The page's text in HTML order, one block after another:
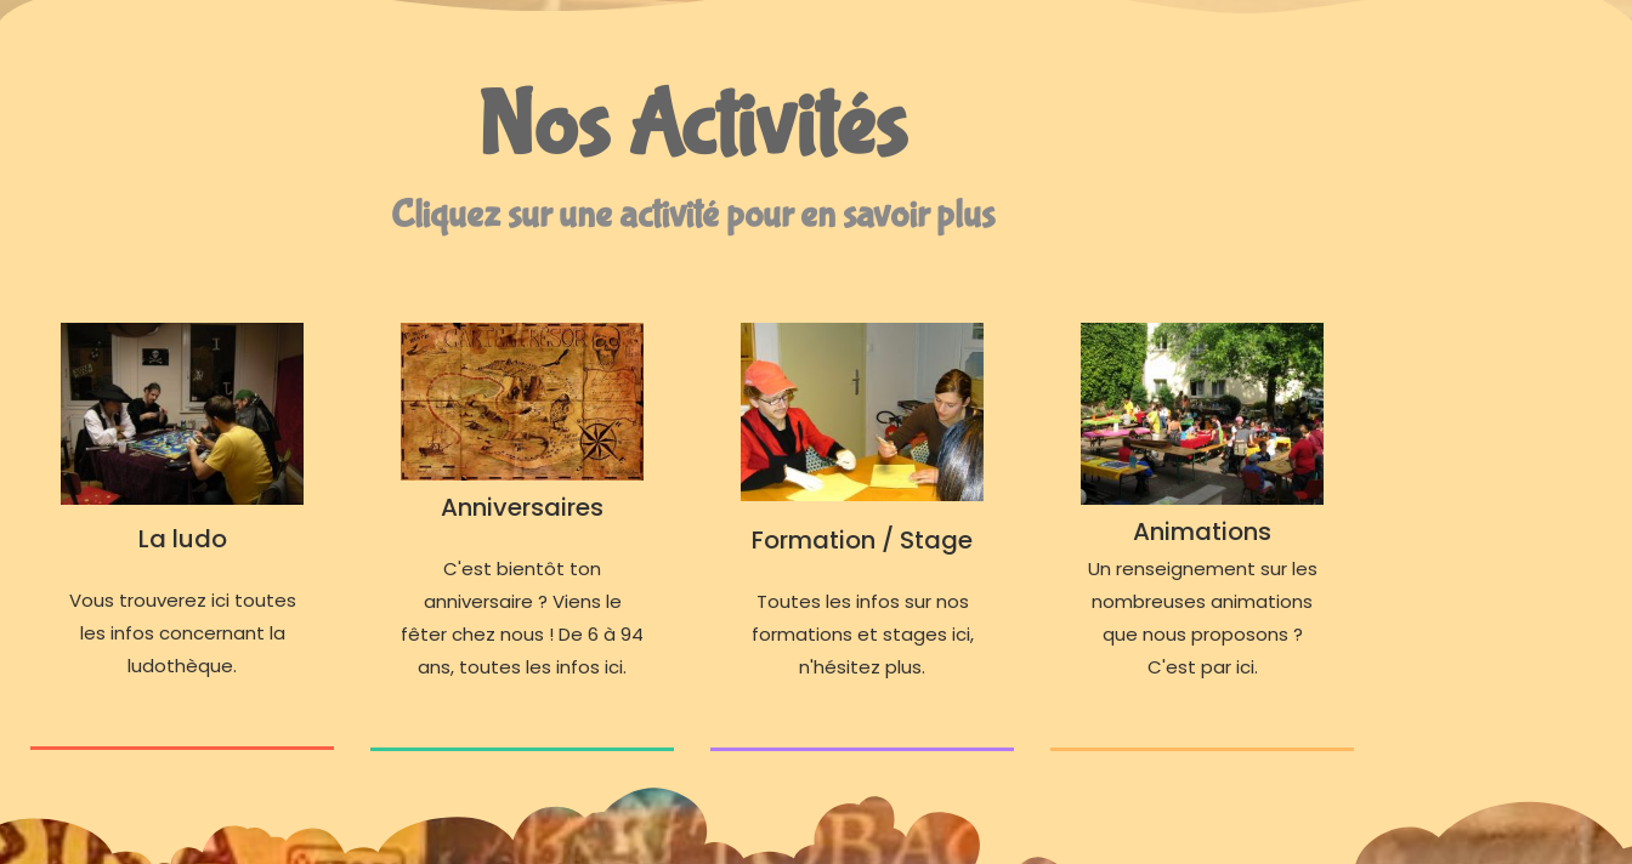
Nos Activités
Cliquez sur une activité pour en savoir plus
La ludo
Vous trouverez ici toutes
les infos concernant la
ludothèque.
Anniversaires
C'est bientôt ton
anniversaire ? Viens le
fêter chez nous ! De 6 à 94
ans, toutes les infos ici.
Formation / Stage
Toutes les infos sur nos
formations et stages ici,
n'hésitez plus.
Animations
Un renseignement sur les
nombreuses animations
que nous proposons ?
C'est par ici.